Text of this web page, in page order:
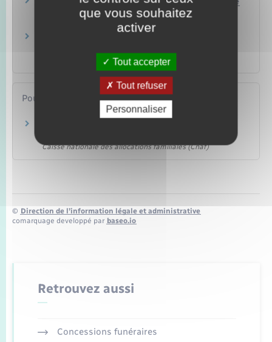
secteur privé
Travail – Formation
Pour en savoir plus
Caisse nationale des allocations familiales (Cnaf)
© Direction de l’information légale et administrative
comarquage developpé par baseo.io
Retrouvez aussi
Concessions funéraires
que vous souhaitez
activer
Tout accepter
Tout refuser
Personnaliser